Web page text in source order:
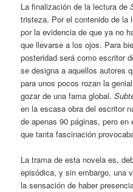
La finalización de la lectura de
tristeza. Por el contenido de la
por la evidencia de que ya no
que llevarse a los ojos. Para
posteridad será como escritor
se designa a aquellos autores
para unos pocos rozan la
gozar de una fama global.
en la escasa obra del escritor
de apenas 90 páginas, pero
que tanta fascinación
La trama de esta novela es,
episódica, y sin embargo, una
la sensación de haber